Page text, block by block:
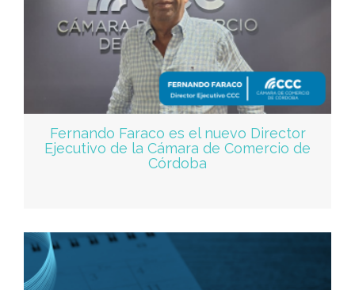
Fernando Faraco es el nuevo Director
Ejecutivo de la Cámara de Comercio de
Córdoba